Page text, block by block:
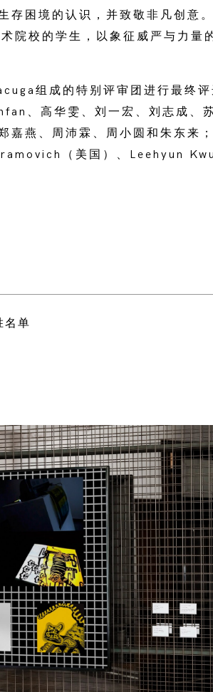
存困境的认识，并致敬非凡创意
院校的学生，以象征威严与力量
组成的特别评审团进行最终
、高华雯、刘一宏、刘志成、
嘉燕、周沛霖、周小圆和朱东来
（美国）、Leehyun
名单